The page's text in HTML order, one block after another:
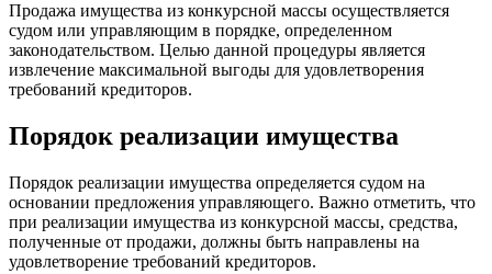
Продажа имущества из конкурсной массы осуществляется
судом или управляющим в порядке, определенном
законодательством. Целью данной процедуры является
извлечение максимальной выгоды для удовлетворения
требований кредиторов.
Порядок реализации имущества
Порядок реализации имущества определяется судом на
основании предложения управляющего. Важно отметить, что
при реализации имущества из конкурсной массы, средства,
полученные от продажи, должны быть направлены на
удовлетворение требований кредиторов.